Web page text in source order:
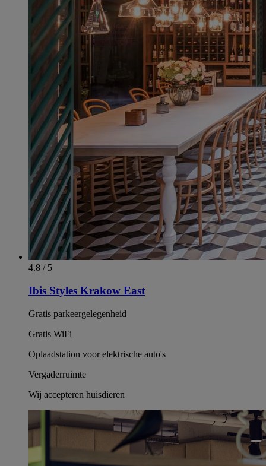
4.8 / 5
Ibis Styles Krakow East
Gratis parkeergelegenheid
Gratis WiFi
Oplaadstation voor elektrische auto's
Vergaderruimte
Wij accepteren huisdieren